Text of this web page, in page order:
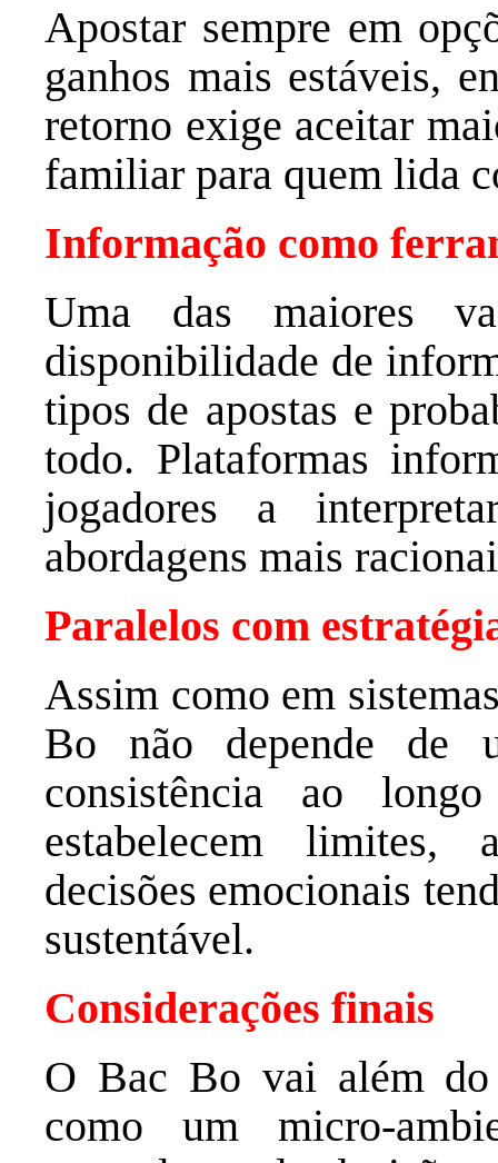
Apostar sempre em
ganhos mais estáveis,
retorno exige aceitar
familiar para quem lida
Informação como
Uma das maiores
disponibilidade de
tipos de apostas e
todo. Plataformas
jogadores a
abordagens mais
Paralelos com
Assim como em
Bo não depende de
consistência ao
estabelecem limites,
decisões emocionais
sustentável.
Considerações finais
O Bac Bo vai além do
como um micro-